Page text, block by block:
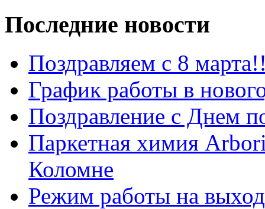
Последние новости
Поздравляем с 8
График работы в
Поздравление с Днем
Паркетная химия
Коломне
Режим работы на